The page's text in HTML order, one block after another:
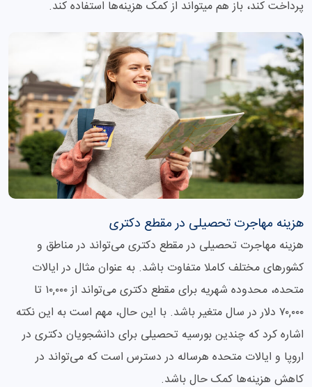
پرداخت کند، باز هم میتواند از کمک هزینه‌ها استفاده کند.
هزینه مهاجرت تحصیلی در مقطع دکتری
هزینه مهاجرت تحصیلی در مقطع دکتری می‌تواند در مناطق و
کشورهای مختلف کاملا متفاوت باشد. به عنوان مثال در ایالات
متحده، محدوده شهریه برای مقطع دکتری می‌تواند از ۱۰,۰۰۰ تا
۷۰,۰۰۰ دلار در سال متغیر باشد. با این حال، مهم است به این نکته
اشاره کرد که چندین بورسیه تحصیلی برای دانشجویان دکتری در
اروپا و ایالات متحده هرساله در دسترس است که می‌تواند در
کاهش هزینه‌ها کمک حال باشد.